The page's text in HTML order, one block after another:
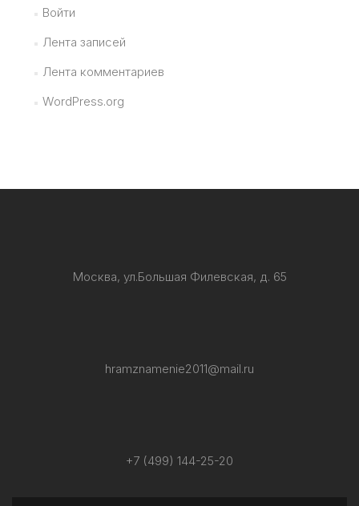
Войти
Лента записей
Лента комментариев
WordPress.org
Москва, ул.Большая Филевская, д. 65
hramznamenie2011@mail.ru
+7 (499) 144-25-20